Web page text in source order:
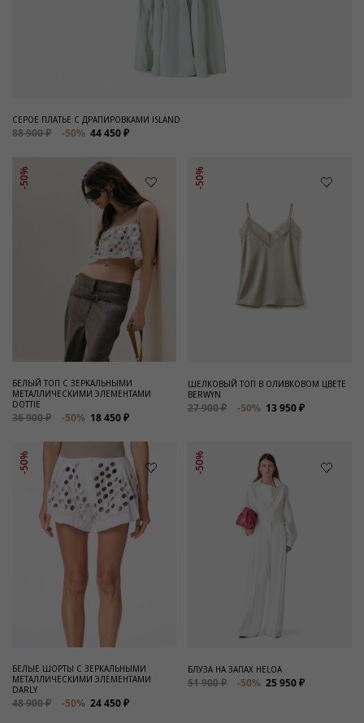
СЕРОЕ ПЛАТЬЕ С ДРАПИРОВКАМИ ISLAND
88 900 ₽ -50% 44 450 ₽
-50%
БЕЛЫЙ ТОП С ЗЕРКАЛЬНЫМИ
МЕТАЛЛИЧЕСКИМИ ЭЛЕМЕНТАМИ
DOTTIE
36 900 ₽ -50% 18 450 ₽
-50%
ШЕЛКОВЫЙ ТОП В ОЛИВКОВОМ ЦВЕТЕ
BERWYN
27 900 ₽ -50% 13 950 ₽
-50%
БЕЛЫЕ ШОРТЫ С ЗЕРКАЛЬНЫМИ
МЕТАЛЛИЧЕСКИМИ ЭЛЕМЕНТАМИ
DARLY
48 900 ₽ -50% 24 450 ₽
-50%
БЛУЗА НА ЗАПАХ HELOA
51 900 ₽ -50% 25 950 ₽